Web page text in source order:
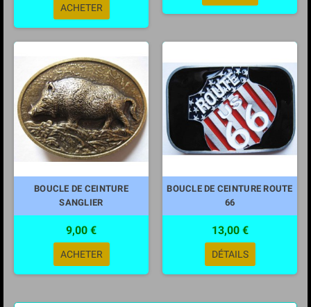
ACHETER
BOUCLE DE CEINTURE
SANGLIER
9,00 €
ACHETER
BOUCLE DE CEINTURE ROUTE
66
13,00 €
DÉTAILS